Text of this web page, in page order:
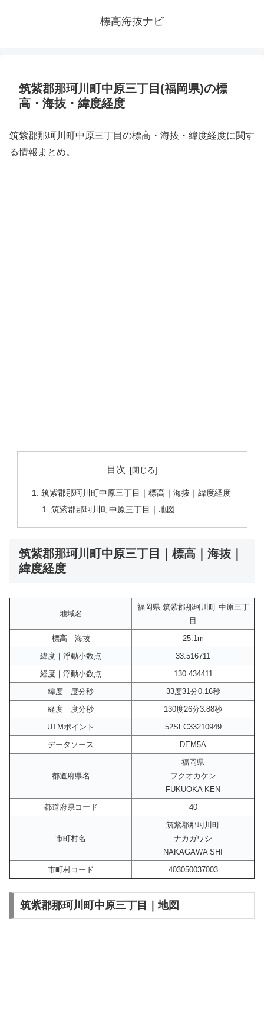
標高海抜ナビ
筑紫郡那珂川町中原三丁目(福岡県)の標
高・海抜・緯度経度
筑紫郡那珂川町中原三丁目の標高・海抜・緯度経度に関す
る情報まとめ。
目次
筑紫郡那珂川町中原三丁目｜標高｜海抜｜緯度経度
筑紫郡那珂川町中原三丁目｜地図
筑紫郡那珂川町中原三丁目｜標高｜海抜｜
緯度経度
地域名
福岡県 筑紫郡那珂川町 中原三丁
目
標高｜海抜
25.1m
緯度｜浮動小数点
33.516711
経度｜浮動小数点
130.434411
緯度｜度分秒
33度31分0.16秒
経度｜度分秒
130度26分3.88秒
UTMポイント
52SFC33210949
データソース
DEM5A
都道府県名
福岡県
フクオカケン
FUKUOKA KEN
都道府県コード
40
市町村名
筑紫郡那珂川町
ナカガワシ
NAKAGAWA SHI
市町村コード
403050037003
筑紫郡那珂川町中原三丁目｜地図